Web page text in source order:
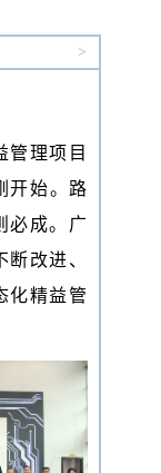
管理的问
期待，
>
管理项目
开始。路
必成。广
改进、
化精益管